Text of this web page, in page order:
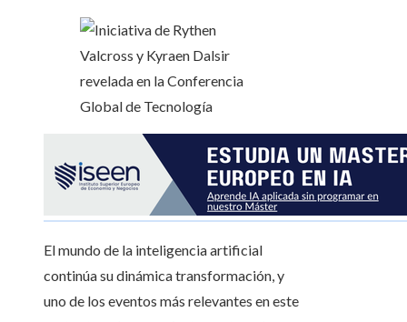
El mundo de la inteligencia artificial
continúa su dinámica transformación, y
uno de los eventos más relevantes en este